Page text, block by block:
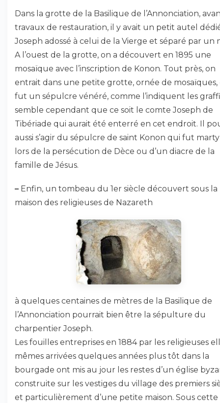
Dans la grotte de la Basilique de l’Annonciation,
travaux de restauration, il y avait un petit autel
Joseph adossé à celui de la Vierge et séparé par un
A l’ouest de la grotte, on a découvert en 1895 une
mosaïque avec l’inscription de Konon. Tout près, on
entrait dans une petite grotte, ornée de mosaïques,
fut un sépulcre vénéré, comme l’indiquent les
semble cependant que ce soit le comte Joseph de
Tibériade qui aurait été enterré en cet endroit. Il
aussi s’agir du sépulcre de saint Konon qui fut
lors de la persécution de Dèce ou d’un diacre de la
famille de Jésus.
– Enfin, un tombeau du 1er siècle découvert sous la
maison des religieuses de Nazareth
à quelques centaines de mètres de la Basilique de
l’Annonciation pourrait bien être la sépulture du
charpentier Joseph.
Les fouilles entreprises en 1884 par les religieuses
mêmes arrivées quelques années plus tôt dans la
bourgade ont mis au jour les restes d’un église
construite sur les vestiges du village des premiers
et particulièrement d’une petite maison. Sous cette